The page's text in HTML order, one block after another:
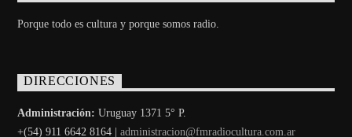
Porque todo es cultura y porque somos radio.
DIRECCIONES
Administración: Uruguay 1371 5° P.
+(54) 911 6642 8164 |administracion@fmradiocultura.com.ar